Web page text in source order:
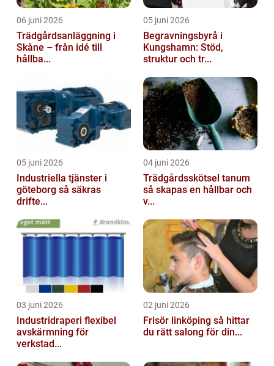
06 juni 2026
Trädgårdsanläggning i
Skåne – från idé till
hållba...
05 juni 2026
Begravningsbyrå i
Kungshamn: Stöd,
struktur och tr...
05 juni 2026
Industriella tjänster i
göteborg så säkras
drifte...
04 juni 2026
Trädgårdsskötsel tanum
så skapas en hållbar och
v...
03 juni 2026
Industridraperi flexibel
avskärmning för
verkstad...
02 juni 2026
Frisör linköping så hittar
du rätt salong för din...